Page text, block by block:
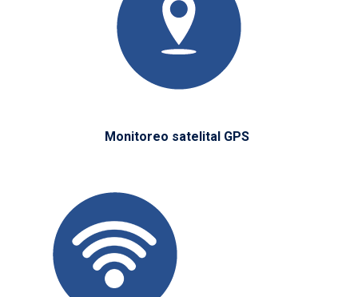
Monitoreo satelital GPS